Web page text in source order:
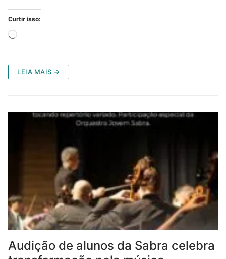
Curtir isso:
LEIA MAIS →
Audição de alunos da Sabra celebra